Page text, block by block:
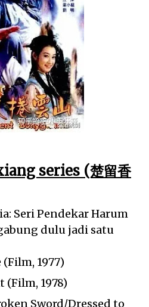
series (楚留香
Seri Pendekar Harum
dulu jadi satu
1977)
(Film, 1978)
Sword/Dressed to